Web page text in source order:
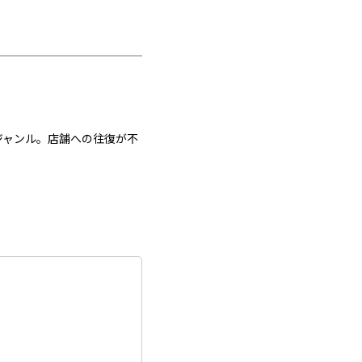
ンル。店舗への往復が不